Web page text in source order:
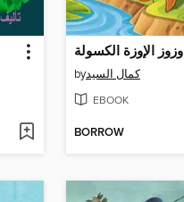
وزوز الإوزة الكسولة
byكمال السيد
EBOOK
BORROW